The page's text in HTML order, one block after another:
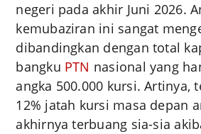
negeri pada akhir Juni 2026.
kemubaziran ini sangat
dibandingkan dengan total
bangku PTN nasional yang
angka 500.000 kursi. Artinya,
12% jatah kursi masa depan
akhirnya terbuang sia-sia